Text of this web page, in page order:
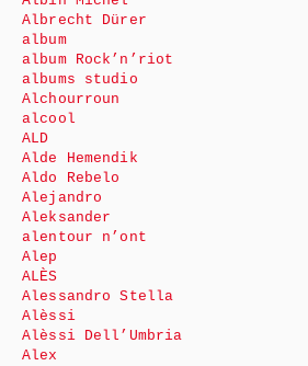
Albrecht Dürer
album
album Rock’n’riot
albums studio
Alchourroun
alcool
ALD
Alde Hemendik
Aldo Rebelo
Alejandro
Aleksander
alentour n’ont
Alep
ALÈS
Alessandro Stella
Alèssi
Alèssi Dell’Umbria
Alex